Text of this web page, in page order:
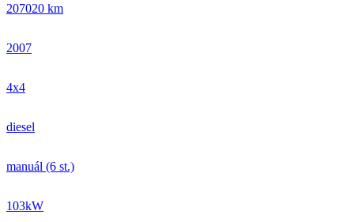
207020 km
2007
4x4
diesel
manuál (6 st.)
103kW